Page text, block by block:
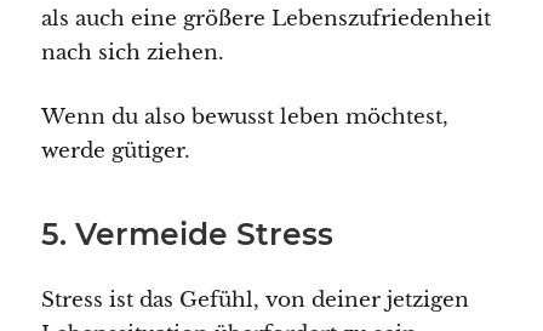
als auch eine größere Lebenszufriedenheit
nach sich ziehen.
Wenn du also bewusst leben möchtest,
werde gütiger.
5. Vermeide Stress
Stress ist das Gefühl, von deiner jetzigen